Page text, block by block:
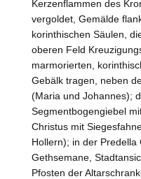
Kerzenflammen des
vergoldet, Gemälde
korinthischen Säulen,
oberen Feld
marmorierten,
Gebälk tragen, neben
(Maria und Johannes);
Segmentbogengiebel
Christus mit
Hollern); in der Predella
Gethsemane,
Pfosten der